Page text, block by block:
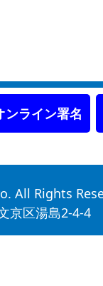
ンライン署名
All Rights
区湯島2-4-4